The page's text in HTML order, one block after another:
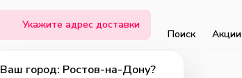
Укажите адрес доставки
Ваш город: Ростов-на-Дону?
Поиск Акции